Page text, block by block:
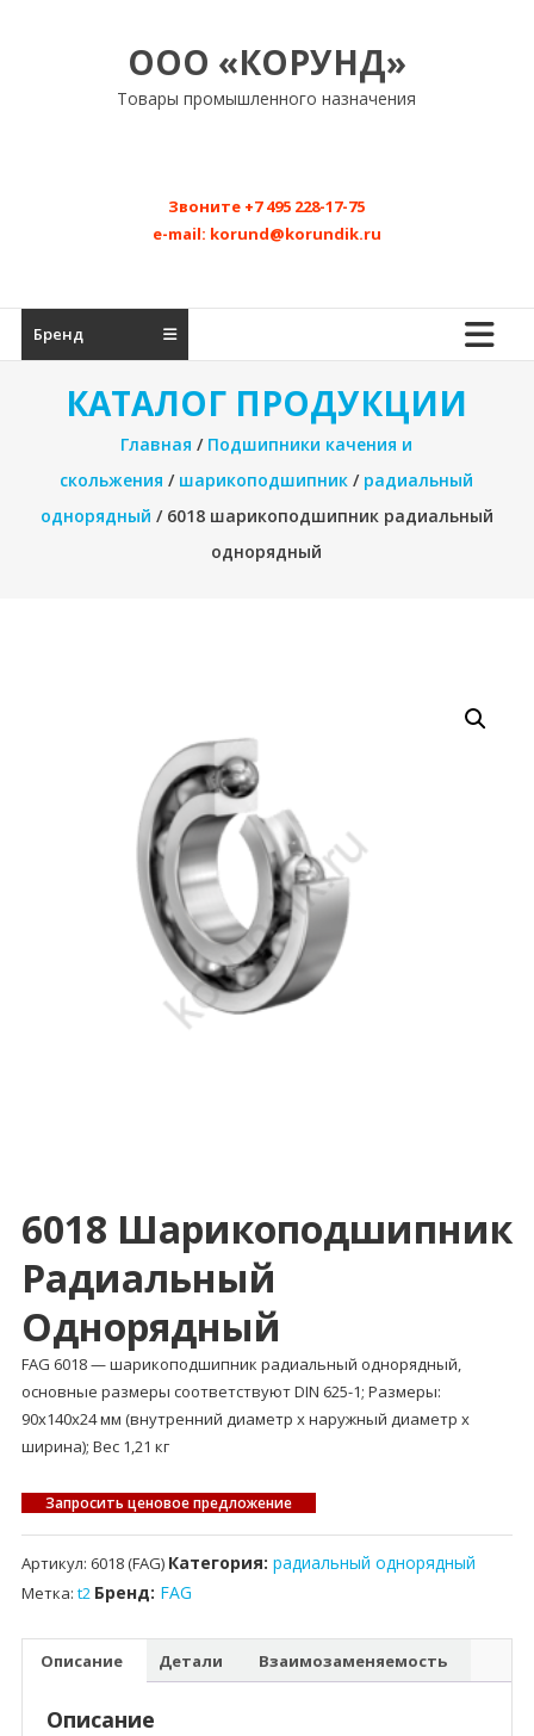
ООО «КОРУНД»
Товары промышленного назначения
Звоните +7 495 228-17-75
e-mail: korund@korundik.ru
Бренд
КАТАЛОГ ПРОДУКЦИИ
Главная / Подшипники качения и
скольжения / шарикоподшипник / радиальный
однорядный / 6018 шарикоподшипник радиальный
однорядный
6018 Шарикоподшипник
Радиальный
Однорядный
FAG 6018 — шарикоподшипник радиальный однорядный,
основные размеры соответствуют DIN 625-1; Размеры:
90x140x24 мм (внутренний диаметр x наружный диаметр x
ширина); Вес 1,21 кг
Запросить ценовое предложение
Артикул: 6018 (FAG) Категория: радиальный однорядный
Метка: t2 Бренд: FAG
Описание Детали Взаимозаменяемость
Описание